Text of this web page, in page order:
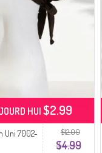
$12.00
$4.99
Uni 7002-
HUI$2.99